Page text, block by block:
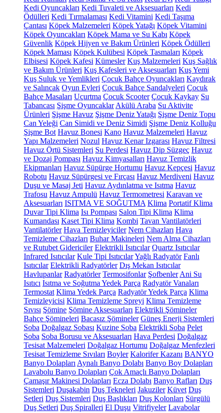
Kedi Oyuncakları Kedi Tuvaleti ve Aksesuarları Kedi
Ödülleri Kedi Tırmalaması Kedi Vitamini Kedi Taşıma
Çantası Köpek Malzemeleri Köpek Yatağı Köpek Vitamini
Köpek Oyuncakları Köpek Mama ve Su Kabı Köpek
Güvenlik Köpek Hijyen ve Bakım Ürünleri Köpek Ödülleri
Köpek Maması Köpek Kulübesi Köpek Tasmaları Köpek
Elbisesi Köpek Kafesi Kümesler Kuş Malzemeleri Kuş Sağlık
ve Bakım Ürünleri Kuş Kafesleri ve Aksesuarları Kuş Yemi
Kuş Suluk ve Yemlikleri Çocuk Bahçe Oyuncakları Kaydırak
ve Salıncak Oyun Evleri Çocuk Bahçe Sandalyeleri Çocuk
Bahçe Masaları Uçurtma Çocuk Scooter Çocuk Kaykay Su
Tabancası Şişme Oyuncaklar Akülü Araba Su Aktivite
Ürünleri Şişme Havuz Şişme Deniz Yatağı Şişme Deniz Topu
Can Yeleği Can Simidi ve Deniz Simidi Şişme Deniz Kolluğu
Şişme Bot Havuz Bonesi Kano Havuz Malzemeleri Havuz
Yapı Malzemeleri Nozul Havuz Kenar Izgarası Havuz Filtresi
Havuz Örtü Sistemleri Su Perdesi Havuz Dip Süzgeç Havuz
ve Dozaj Pompası Havuz Kimyasalları Havuz Temizlik
Ekipmanları Havuz Süpürge Hortumu Havuz Kepçesi Havuz
Robotu Havuz Süpürgesi ve Fırçası Havuz Merdiveni Havuz
Duşu ve Masaj Jeti Havuz Aydınlatma ve Isıtma Havuz
Trafosu Havuz Ampulü Havuz Termometresi Karavan ve
Aksesuarları ISITMA VE SOĞUTMA Klima Portatif Klima
Duvar Tipi Klima Isı Pompası Salon Tipi Klima Klima
Kumandası Kaset Tipi Klima Kombi Tavan Vantilatörleri
Vantilatörler Hava Temizleyiciler Nem Cihazları Hava
Temizleme Cihazları Buhar Makineleri Nem Alma Cihazları
ve Rutubet Gidericiler Elektrikli Isıtıcılar Quartz Isıtıcılar
Infrared Isıtıcılar Kule Tipi IsıtıcılarYağlı Radyatör Fanlı
Isıtıcılar Elektrikli Radyatörler Dış Mekan Isıtıcılar
Havlupanlar Radyatörler Termosifonlar Şofbenler Ani Su
Isıtıcı Isıtma ve Soğutma Yedek Parça Radyatör Vanaları
Termostat Klima Yedek Parça Radyatör Yedek Parça Klima
Temizleyicisi Klima Temizleme Spreyi Klima Temizleme
Sıvısı Şömine Şömine Aksesuarları Elektrikli Şömineler
Bahçe Şömineleri Bacasız Şömineler Güneş Enerji Sistemleri
Soba Doğalgaz Sobası Kuzine Soba Elektrikli Soba Pelet
Soba Soba Borusu ve Aksesuarları Hava Perdesi Doğalgaz
Tesisat Malzemeleri Doğalgaz Hortumu Doğalgaz Menfezleri
Tesisat Temizleme Sıvıları Boyler Kalorifer Kazanı BANYO
Banyo Dolapları Aynalı Banyo Dolabı Banyo Boy Dolapları
Lavabolu Banyo Dolapları Çok Amaçlı Banyo Dolapları
Çamaşır Makinesi Dolapları Ecza Dolabı Banyo Rafları Duş
Sistemleri Duşakabin Duş Tekneleri Jakuziler Küvet Duş
Setleri Duş Sistemleri Duş Başlıkları Duş Kolonları Sürgülü
Duş Setleri Duş Spiralleri El Duşu Vitrifiyeler Lavabolar